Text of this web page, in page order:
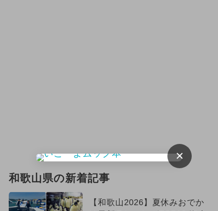
和歌山県の新着記事
【和歌山2026】夏休みおでか
×